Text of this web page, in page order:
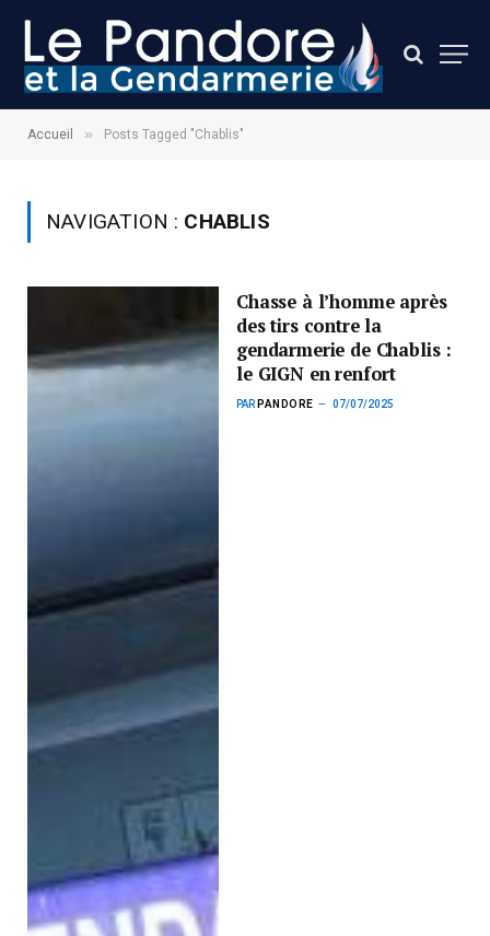
Accueil » Posts Tagged "Chablis"
NAVIGATION : CHABLIS
Chasse à l’homme après
des tirs contre la
gendarmerie de Chablis :
le GIGN en renfort
PAR PANDORE 07/07/2025